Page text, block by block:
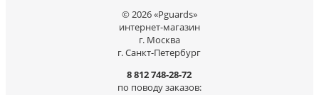
© 2026 «Pguards»
интернет-магазин
г. Москва
г. Санкт-Петербург
8 812 748-28-72
по поводу заказов: